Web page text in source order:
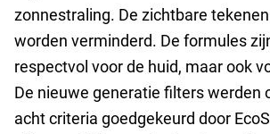
zonnestraling. De zichtbare
worden verminderd. De formules
respectvol voor de huid, maar ook
De nieuwe generatie filters werden
acht criteria goedgekeurd door